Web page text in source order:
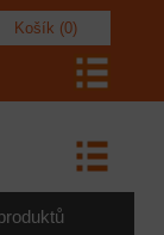
Košík (0)